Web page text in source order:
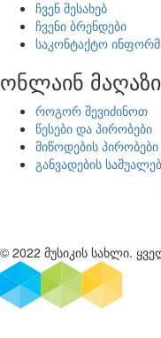
ჩვენ შესახებ
ჩვენი ბრენდები
საკონტაქტო
ონლაინ
როგორ შევიძინოთ
წესები და პირობები
მიწოდების პირობები
განვადების
© 2022 მუსიკის სახლი.